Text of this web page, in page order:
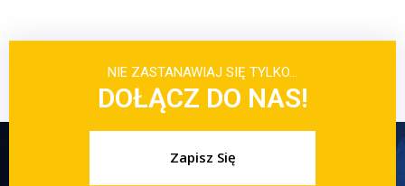
NIE ZASTANAWIAJ SIĘ TYLKO…
DOŁĄCZ DO NAS!
Zapisz Się